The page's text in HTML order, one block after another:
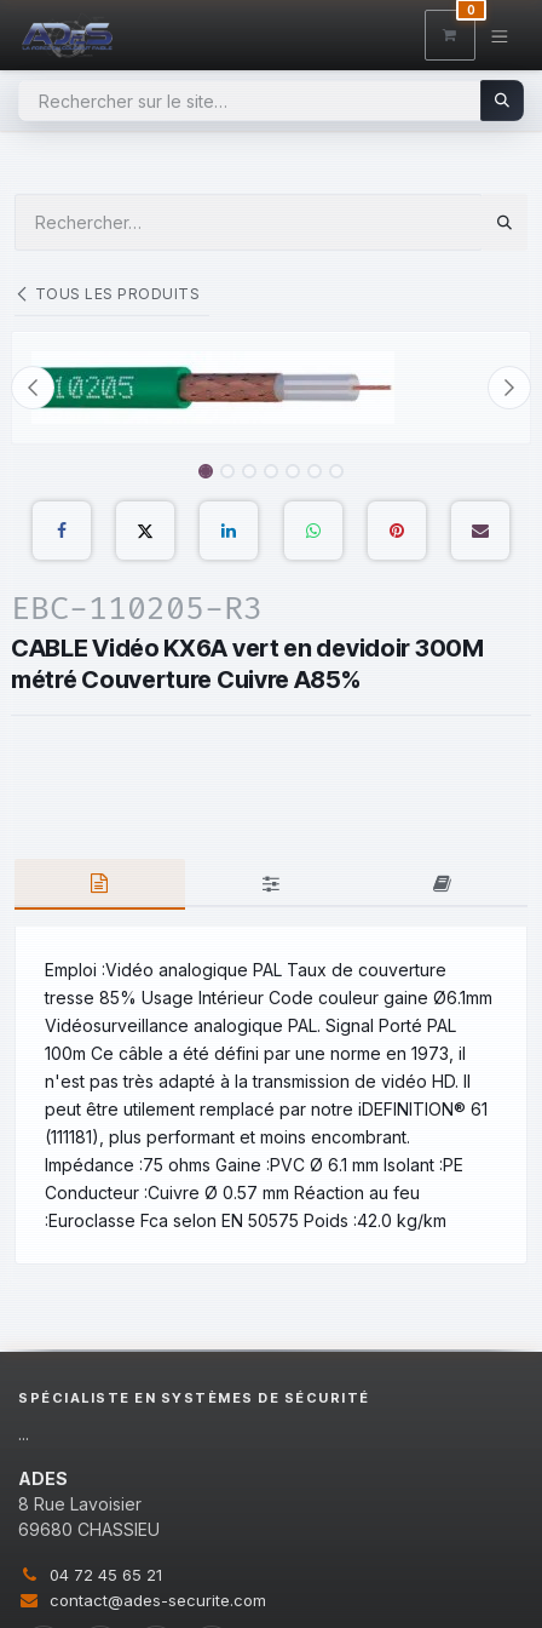
0
TOUS LES PRODUITS
EBC-110205-R3
CABLE Vidéo KX6A vert en devidoir 300M
métré Couverture Cuivre A85%
Emploi :Vidéo analogique PAL Taux de couverture
tresse 85% Usage Intérieur Code couleur gaine Ø6.1mm
Vidéosurveillance analogique PAL. Signal Porté PAL
100m Ce câble a été défini par une norme en 1973, il
n'est pas très adapté à la transmission de vidéo HD. Il
peut être utilement remplacé par notre iDEFINITION® 61
(111181), plus performant et moins encombrant.
Impédance :75 ohms Gaine :PVC Ø 6.1 mm Isolant :PE
Conducteur :Cuivre Ø 0.57 mm Réaction au feu
:Euroclasse Fca selon EN 50575 Poids :42.0 kg/km
SPÉCIALISTE EN SYSTÈMES DE SÉCURITÉ
...
ADES
8 Rue Lavoisier
69680 CHASSIEU
04 72 45 65 21
contact@ades-securite.com